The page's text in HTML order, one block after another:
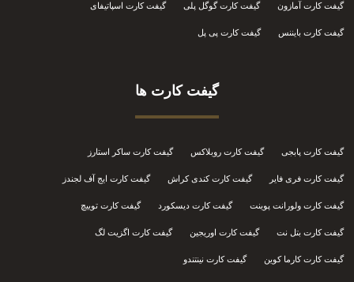
گیفت کارت آمازون گیفت کارت گوگل پلی گیفت کارت اسپاتیفای
گیفت کارت بایننس گیفت کارت پی پل
گیفت کارت ها
گیفت کارت پابجی گیفت کارت روبلاکس گیفت کارت ساکر استارز
گیفت کارت فری فایر گیفت کارت کندی کراش گیفت کارت ایج آف لجندز
گیفت کارت ولورانت پوینت گیفت کارت دیسکورد گیفت کارت توییچ
گیفت کارت بتل نت گیفت کارت اوریجین گیفت کارت اگزیت لگ
گیفت کارت کارما کوین گیفت کارت نینتندو